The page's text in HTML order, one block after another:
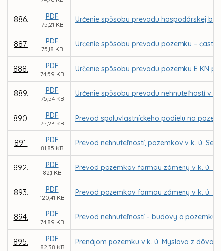
886. PDF
75,21 KB
Určenie spôsobu prevodu hospodárskej
887. PDF
75,18 KB
Určenie spôsobu prevodu pozemku – časti
888. PDF
74,59 KB
Určenie spôsobu prevodu pozemku E KN
889. PDF
75,54 KB
Určenie spôsobu prevodu nehnuteľností v
890. PDF
75,23 KB
Prevod spoluvlastníckeho podielu na
891. PDF
81,85 KB
Prevod nehnuteľností, pozemkov v k. ú.
892. PDF
82,1 KB
Prevod pozemkov formou zámeny v k. ú.
893. PDF
120,41 KB
Prevod pozemkov formou zámeny v k. ú.
894. PDF
74,89 KB
Prevod nehnuteľností – budovy a
895. PDF
82,38 KB
Prenájom pozemku v k. ú. Myslava z